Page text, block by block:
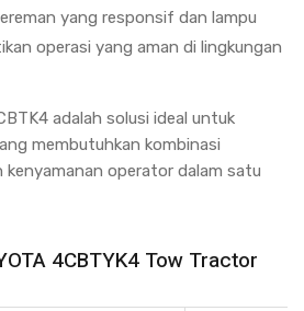
yang responsif dan lampu
operasi yang aman di lingkungan
adalah solusi ideal untuk
membutuhkan kombinasi
kenyamanan operator dalam satu
4CBTYK4 Tow Tractor